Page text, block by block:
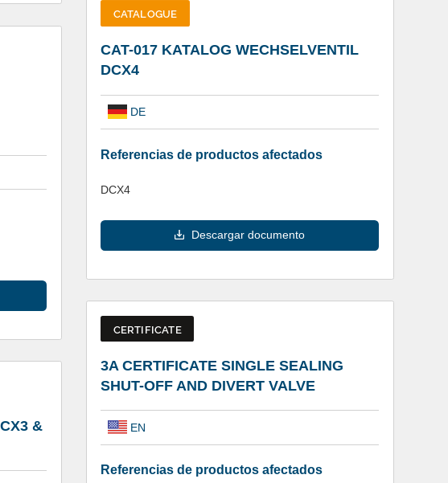
CATALOGUE
CAT-017 KATALOG WECHSELVENTIL
DCX4
DE
Referencias de productos afectados
DCX4
Descargar documento
CERTIFICATE
3A CERTIFICATE SINGLE SEALING
SHUT-OFF AND DIVERT VALVE
EN
Referencias de productos afectados
&